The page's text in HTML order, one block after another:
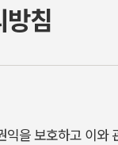
침
을 보호하고 이와